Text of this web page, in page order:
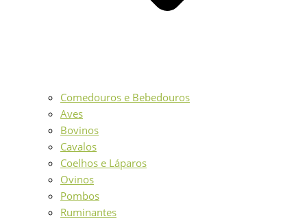
Comedouros e Bebedouros
Aves
Bovinos
Cavalos
Coelhos e Láparos
Ovinos
Pombos
Ruminantes